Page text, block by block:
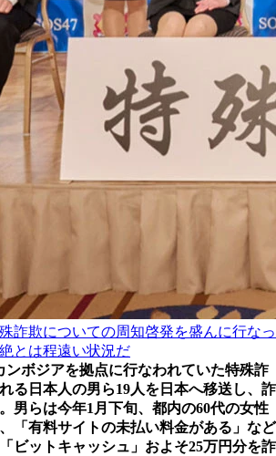
詐欺についての周知啓発を盛んに行なっ
とは程遠い状況だ
ンボジアを拠点に行なわれていた特殊詐
る日本人の男ら19人を日本へ移送し、詐
男らは今年1月下旬、都内の60代の女性
「有料サイトの未払い料金がある」など
ビットキャッシュ」およそ25万円分を詐